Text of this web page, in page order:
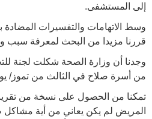
إلى المستشفى.
وسط الاتهامات والتفسيرات
قررنا مزيدا من البحث لمعرفة سبب
وجدنا أن وزارة الصحة شكلت لجنة
من أسرة صلاح في الثالث من تموز/ يوليو
تمكنا من الحصول على نسخة من
المريض لم يكن يعاني من أية مشاكل